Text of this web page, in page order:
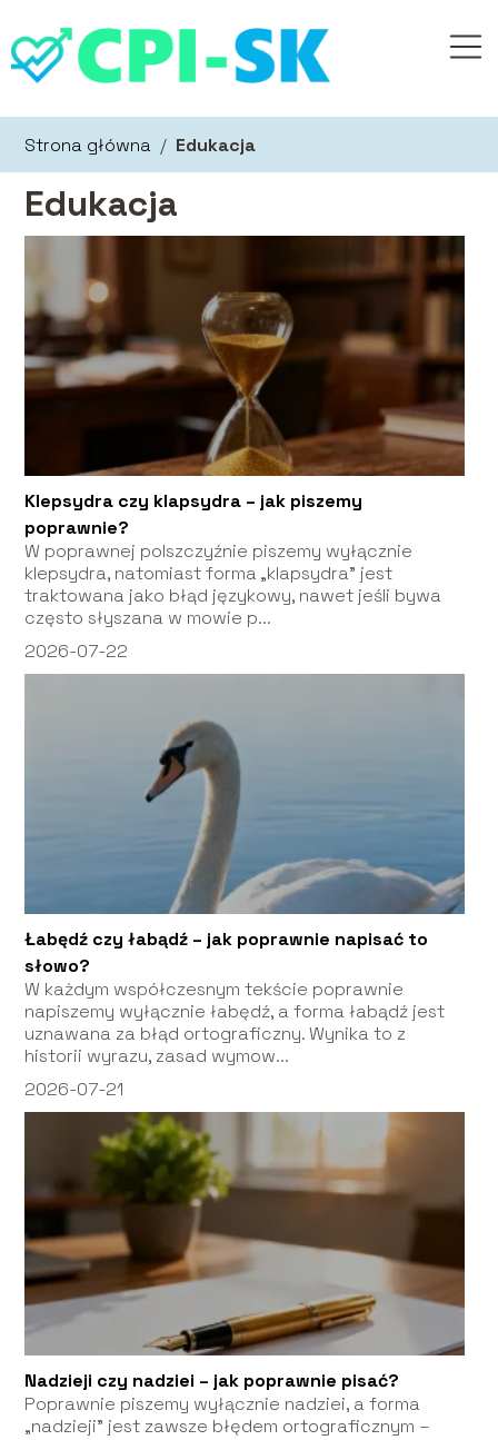
Strona główna / Edukacja
Edukacja
Klepsydra czy klapsydra – jak piszemy
poprawnie?
W poprawnej polszczyźnie piszemy wyłącznie
klepsydra, natomiast forma „klapsydra” jest
traktowana jako błąd językowy, nawet jeśli bywa
często słyszana w mowie p...
2026-07-22
Łabędź czy łabądź – jak poprawnie napisać to
słowo?
W każdym współczesnym tekście poprawnie
napiszemy wyłącznie łabędź, a forma łabądź jest
uznawana za błąd ortograficzny. Wynika to z
historii wyrazu, zasad wymow...
2026-07-21
Nadzieji czy nadziei – jak poprawnie pisać?
Poprawnie piszemy wyłącznie nadziei, a forma
„nadzieji” jest zawsze błędem ortograficznym –